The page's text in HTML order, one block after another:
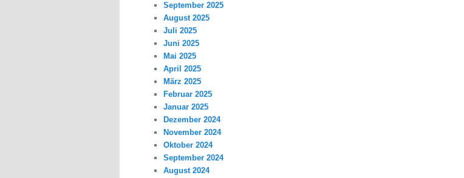
September 2025
August 2025
Juli 2025
Juni 2025
Mai 2025
April 2025
März 2025
Februar 2025
Januar 2025
Dezember 2024
November 2024
Oktober 2024
September 2024
August 2024